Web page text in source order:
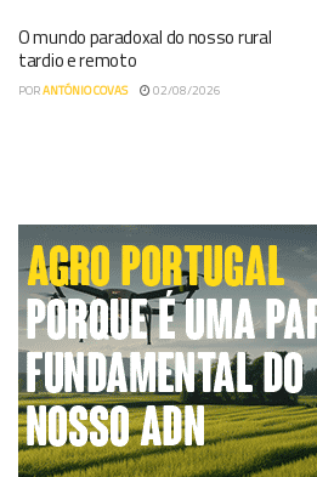
O mundo paradoxal do nosso rural
tardio e remoto
PORANTÓNIO COVAS 02/08/2026